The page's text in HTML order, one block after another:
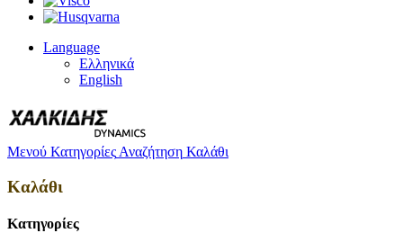
Language
Ελληνικά
English
Μενού Κατηγορίες Αναζήτηση Καλάθι
Καλάθι
Κατηγορίες